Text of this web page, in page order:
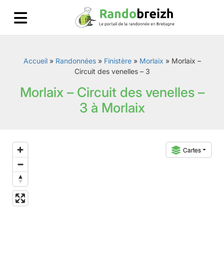
Accueil» Randonnées» Finistère» Morlaix » Morlaix –
Circuit des venelles – 3
Morlaix – Circuit des venelles –
3 à Morlaix
Cartes